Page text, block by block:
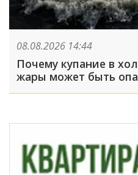
08.08.2026 14:44
Почему купание в
жары может быть